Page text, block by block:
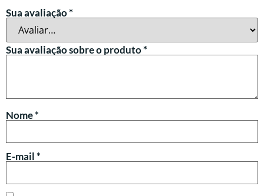
Sua avaliação*
Sua avaliação sobre o produto*
Nome*
E-mail*